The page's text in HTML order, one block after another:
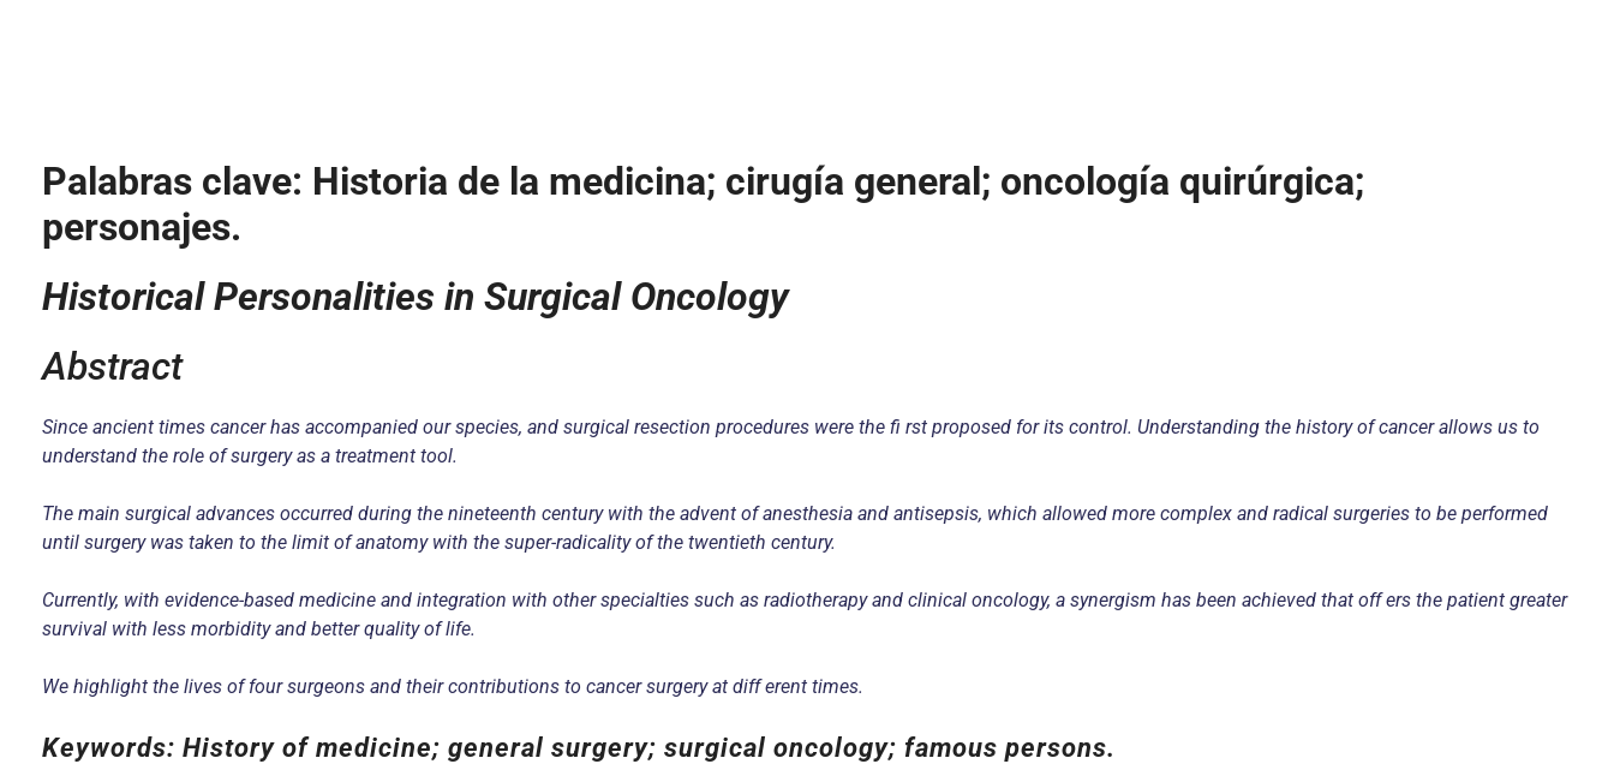
Palabras clave: Historia de la medicina; cirugía general; oncología quirúrgica;
personajes.
Historical Personalities in Surgical Oncology
Abstract
Since ancient times cancer has accompanied our species, and surgical resection procedures were the fi rst proposed for its control. Understanding the history of cancer allows us to
understand the role of surgery as a treatment tool.
The main surgical advances occurred during the nineteenth century with the advent of anesthesia and antisepsis, which allowed more complex and radical surgeries to be performed
until surgery was taken to the limit of anatomy with the super-radicality of the twentieth century.
Currently, with evidence-based medicine and integration with other specialties such as radiotherapy and clinical oncology, a synergism has been achieved that off ers the patient greater
survival with less morbidity and better quality of life.
We highlight the lives of four surgeons and their contributions to cancer surgery at diff erent times.
Keywords: History of medicine; general surgery; surgical oncology; famous persons.